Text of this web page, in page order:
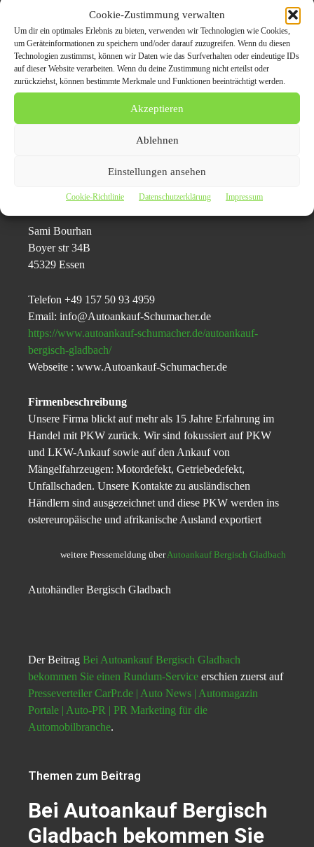
Cookie-Zustimmung verwalten
Um dir ein optimales Erlebnis zu bieten, verwenden wir Technologien wie Cookies,
um Geräteinformationen zu speichern und/oder darauf zuzugreifen. Wenn du diesen
Technologien zustimmst, können wir Daten wie das Surfverhalten oder eindeutige IDs
auf dieser Website verarbeiten. Wenn du deine Zustimmung nicht erteilst oder
zurückziehst, können bestimmte Merkmale und Funktionen beeinträchtigt werden.
Akzeptieren
Ablehnen
Einstellungen ansehen
Cookie-Richtlinie Datenschutzerklärung Impressum
Abmelden der gebrauchten Autos. Geschulte Mitarbeiter
verladen das gebrauchte Auto – wenn nötig, auch auf
einen Tieflader – und leisten einen sicheren und
gewissenhaften Service bei der Übergabe des
Gebrauchtwagens.
AutoAnkauf Schumacher
Sami Bourhan
Boyer str 34B
45329 Essen
Telefon +49 157 50 93 4959
Email: info@Autoankauf-Schumacher.de
https://www.autoankauf-schumacher.de/autoankauf-
bergisch-gladbach/
Webseite : www.Autoankauf-Schumacher.de
Firmenbeschreibung
Unsere Firma blickt auf mehr als 15 Jahre Erfahrung im
Handel mit PKW zurück. Wir sind fokussiert auf PKW
und LKW-Ankauf sowie auf den Ankauf von
Mängelfahrzeugen: Motordefekt, Getriebedefekt,
Unfallschaden. Unsere Kontakte zu ausländischen
Händlern sind ausgezeichnet und diese PKW werden ins
ostereuropäische und afrikanische Ausland exportiert
weitere Pressemeldung überAutoankauf Bergisch Gladbach
Autohändler Bergisch Gladbach
Der Beitrag Bei Autoankauf Bergisch Gladbach
bekommen Sie einen Rundum-Service erschien zuerst auf
Presseverteiler CarPr.de | Auto News | Automagazin
Portale | Auto-PR | PR Marketing für die
Automobilbranche.
Themen zum Beitrag
Bei Autoankauf Bergisch
Gladbach bekommen Sie